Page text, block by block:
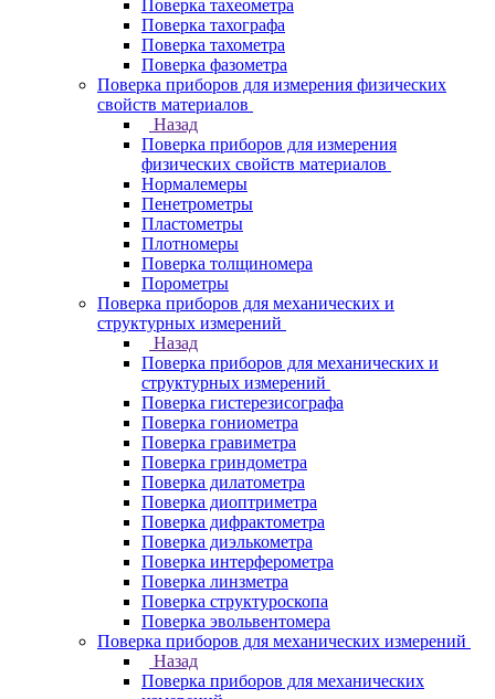
Поверка тахеометра
Поверка тахографа
Поверка тахометра
Поверка фазометра
Поверка приборов для измерения физических
свойств материалов
Назад
Поверка приборов для измерения
физических свойств материалов
Нормалемеры
Пенетрометры
Пластометры
Плотномеры
Поверка толщиномера
Порометры
Поверка приборов для механических и
структурных измерений
Назад
Поверка приборов для механических и
структурных измерений
Поверка гистерезисографа
Поверка гониометра
Поверка гравиметра
Поверка гриндометра
Поверка дилатометра
Поверка диоптриметра
Поверка дифрактометра
Поверка диэлькометра
Поверка интерферометра
Поверка линзметра
Поверка структуроскопа
Поверка эвольвентомера
Поверка приборов для механических измерений
Назад
Поверка приборов для механических